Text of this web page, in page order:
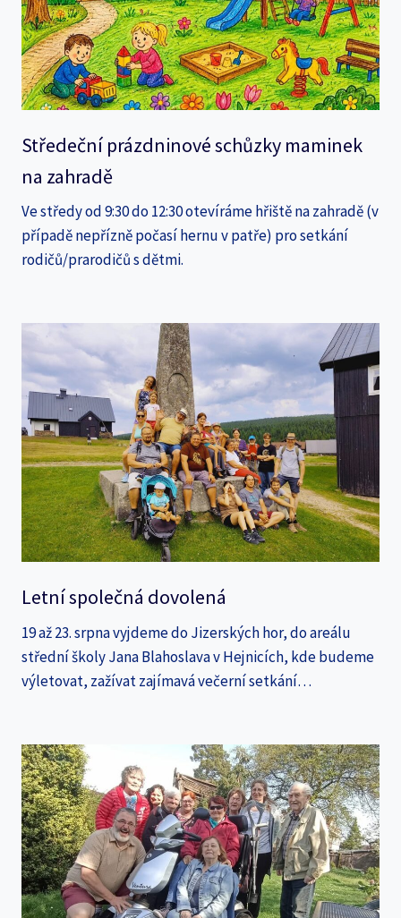
Středeční prázdninové schůzky maminek
na zahradě
Ve středy od 9:30 do 12:30 otevíráme hřiště na zahradě (v
případě nepřízně počasí hernu v patře) pro setkání
rodičů/prarodičů s dětmi.
Letní společná dovolená
19 až 23. srpna vyjdeme do Jizerských hor, do areálu
střední školy Jana Blahoslava v Hejnicích, kde budeme
výletovat, zažívat zajímavá večerní setkání…